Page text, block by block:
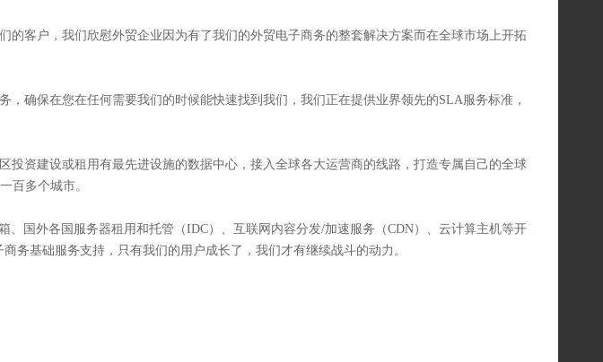
户，我们欣慰外贸企业因为有了我们的外贸电子商务的整套解决方案而在全球市场上开拓
保在您在任何需要我们的时候能快速找到我们，我们正在提供业界领先的SLA服务标准，
资建设或租用有最先进设施的数据中心，接入全球各大运营商的线路，打造专属自己的全球
百多个城市。
外各国服务器租用和托管（IDC）、互联网内容分发/加速服务（CDN）、云计算主机等开
务基础服务支持，只有我们的用户成长了，我们才有继续战斗的动力。